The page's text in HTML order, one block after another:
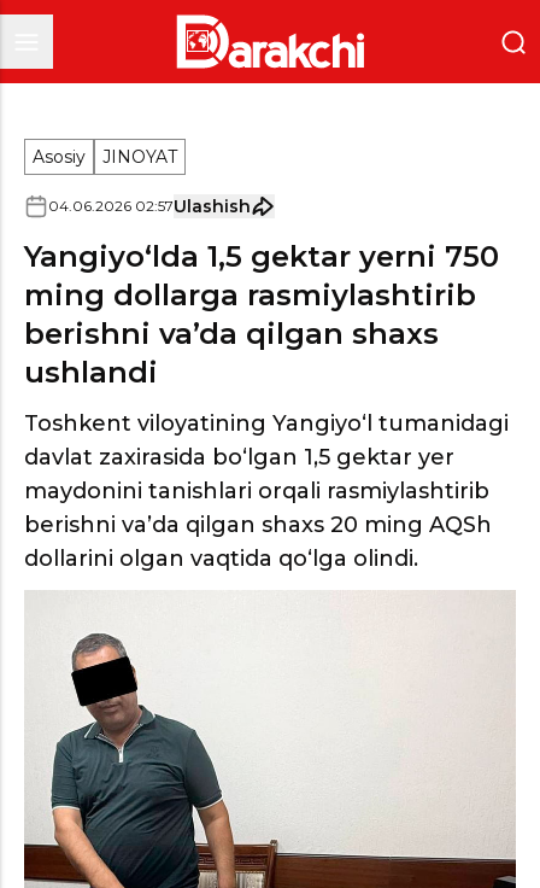
Asosiy JINOYAT
04.06.2026 02:57Ulashish
Yangiyo‘lda 1,5 gektar yerni 750
ming dollarga rasmiylashtirib
berishni va’da qilgan shaxs
ushlandi
Toshkent viloyatining Yangiyo‘l tumanidagi
davlat zaxirasida bo‘lgan 1,5 gektar yer
maydonini tanishlari orqali rasmiylashtirib
berishni va’da qilgan shaxs 20 ming AQSh
dollarini olgan vaqtida qo‘lga olindi.